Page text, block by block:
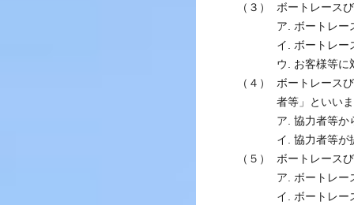
（３）
ボートレース
ア. ボートレー
イ. ボートレー
ウ. お客様等に
（４）
ボートレース
者等」といい
ア. 協力者等か
イ. 協力者等が
（５）
ボートレース
ア. ボートレー
イ. ボートレー